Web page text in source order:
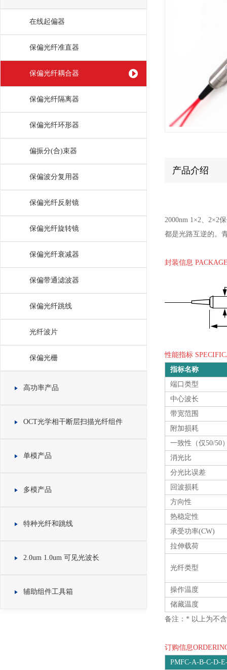
在线起偏器
保偏光纤准直器
保偏光纤耦合器
保偏光纤隔离器
保偏光纤环形器
偏振分(合)束器
保偏波分复用器
保偏光纤反射镜
保偏光纤旋转镜
保偏光纤衰减器
保偏带通滤波器
保偏光纤跳线
光纤波片
保偏光栅
高功率产品
OCT光学相干断层扫描光纤组件
单模产品
多模产品
特种光纤和跳线
2.0um 1.0um 可见光波长
辅助组件工具箱
产品介绍
2000nm 1×2、2×2
都是光路互逆的。
封装信息
性能指标
指标名称
端口类型
中心波长
带宽范围
附加损耗
一致性（仅50/50
消光比
分光比误差
回波损耗
方向性
热稳定性
承受功率(CW)
拉伸载荷
光纤类型
操作温度
储藏温度
备注：* 以上为不
订购信息
PMFC-A-B-C-D-